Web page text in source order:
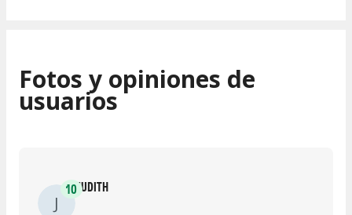
Fotos y opiniones de
usuarios
J
10JUDITH